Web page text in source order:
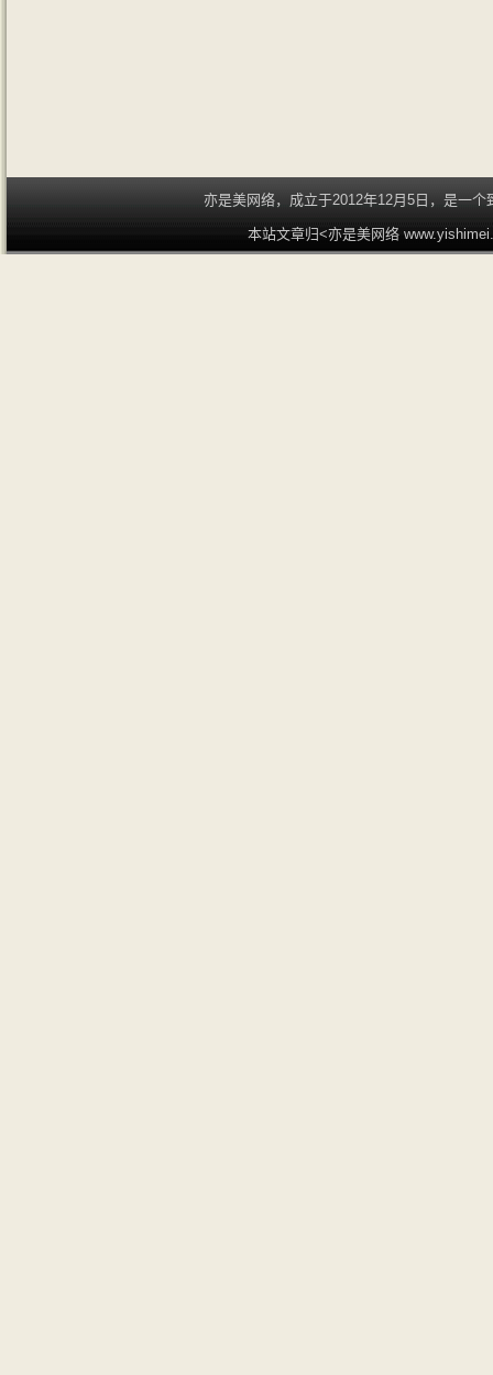
亦是美网络，成立于2012年12月5日，是一
本站文章归<亦是美网络